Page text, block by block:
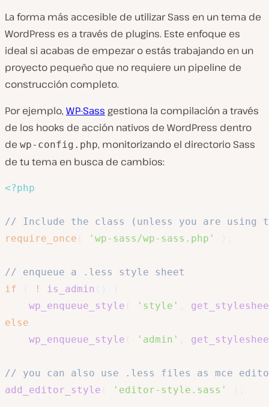
La forma más accesible de utilizar Sass en un tema de
WordPress es a través de plugins. Este enfoque es
ideal si acabas de empezar o estás trabajando en un
proyecto pequeño que no requiere un pipeline de
construcción completo.
Por ejemplo, WP-Sass gestiona la compilación a través
de los hooks de acción nativos de WordPress dentro
de wp-config.php, monitorizando el directorio Sass
de tu tema en busca de cambios:
<?php
// Include the class (unless you are using
require_once
'wp-sass/wp-sass.php'
// enqueue a .less style sheet
if
! is_admin
wp_enqueue_style
'style'
else
wp_enqueue_style
'admin'
// you can also use .less files as mce
add_editor_style
'editor-style.sass'